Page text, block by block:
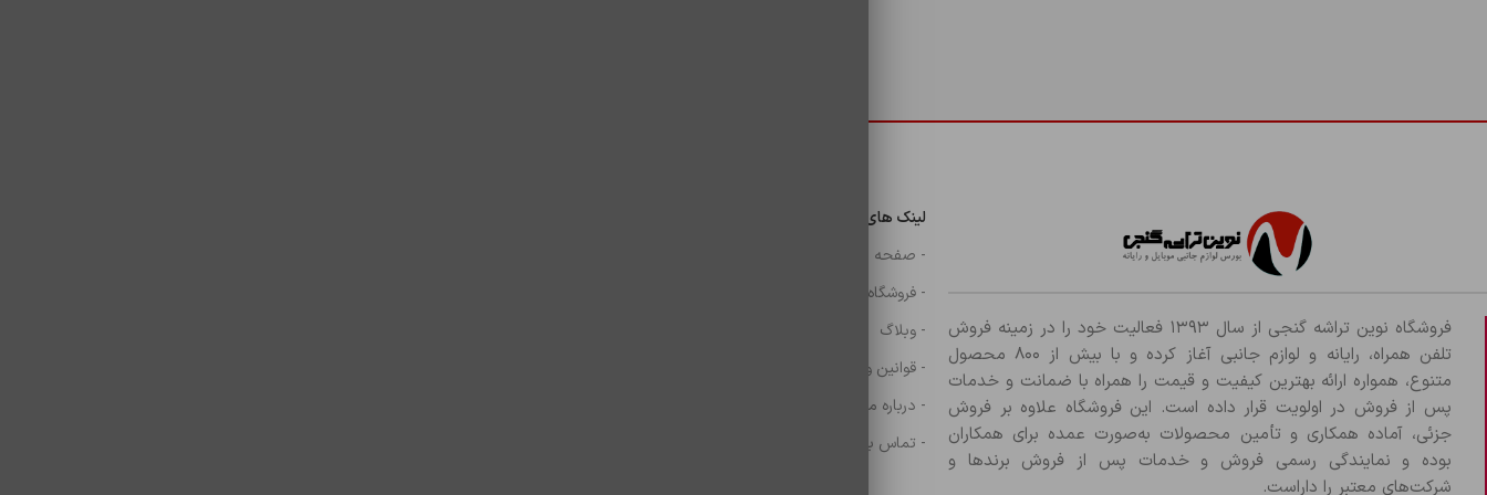
فروشگاه نوین تراشه گنجی از سال ۱۳۹۳ فعالیت خود را در زمینه فروش
تلفن همراه، رایانه و لوازم جانبی آغاز کرده و با بیش از ۸۰۰ محصول
متنوع، همواره ارائه بهترین کیفیت و قیمت را همراه با ضمانت و خدمات
پس از فروش در اولویت قرار داده است. این فروشگاه علاوه بر فروش
جزئی، آماده همکاری و تأمین محصولات به‌صورت عمده برای همکاران
بوده و نمایندگی رسمی فروش و خدمات پس از فروش برندها و
شرکت‌های معتبر را داراست.
لینک های مهم
- صفحه اصلی
- فروشگاه
- وبلاگ
- قوانین و مقررات
- درباره ما
- تماس با ما